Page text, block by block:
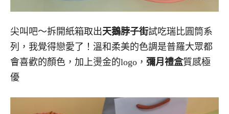
尖叫吧～拆開紙箱取出天鵝脖子街試吃瑞比圓筒系
列，我覺得戀愛了！溫和柔美的色調是普羅大眾都
會喜歡的顏色，加上燙金的logo， 彌月禮盒質感極
優